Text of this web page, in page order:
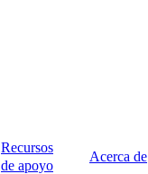
Recursos
de apoyo
Acerca de